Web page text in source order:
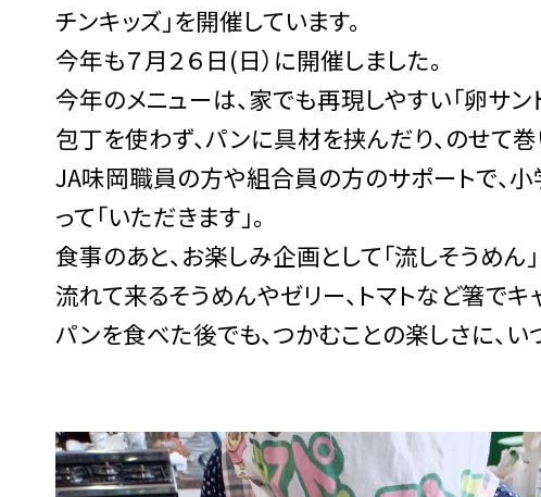
チンキッズ」を開催しています。
今年も７月２６日(日）に開催しました。
今年のメニューは、家でも再現しやすい「卵サン
包丁を使わず、パンに具材を挟んだり、のせて
JA味岡職員の方や組合員の方のサポートで、
って「いただきます」。
食事のあと、お楽しみ企画として「流しそうめん
流れて来るそうめんやゼリー、トマトなど箸でキ
パンを食べた後でも、つかむことの楽しさに、